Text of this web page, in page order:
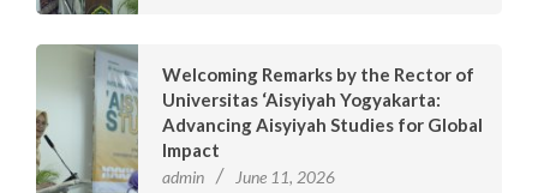
Welcoming Remarks by the Rector of
Universitas ‘Aisyiyah Yogyakarta:
Advancing Aisyiyah Studies for Global
Impact
admin June 11, 2026